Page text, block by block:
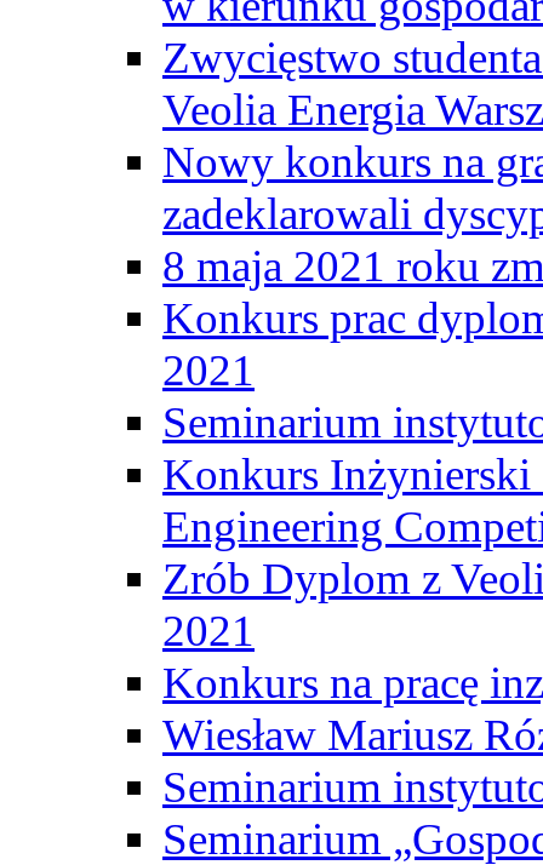
Zwycięstwo
Veolia Energia
Nowy konkurs na
zadeklarowali
8 maja 2021 roku
Konkurs prac
2021
Seminarium
Konkurs
Engineering
Zrób Dyplom z
2021
Konkurs na pracę
Wiesław Mariusz
Seminarium
Seminarium